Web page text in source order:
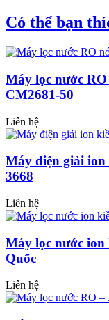
Có thể bạn
Máy lọc nước
CM2681-50
Liên hệ
Máy điện giải
3668
Liên hệ
Máy lọc nước ion
Quốc
Liên hệ